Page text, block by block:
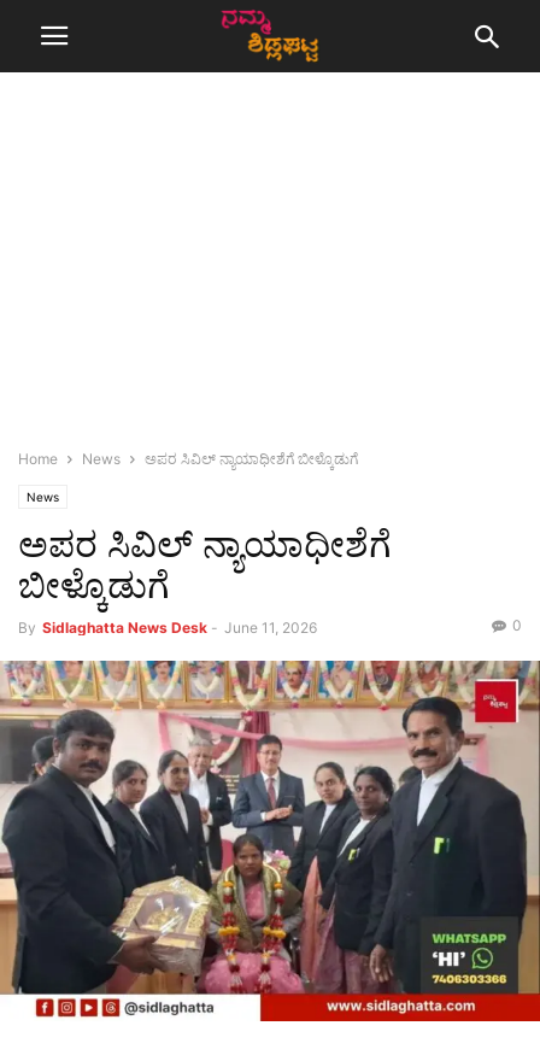
Home News ಅಪರ ಸಿವಿಲ್ ನ್ಯಾಯಾಧೀಶೆಗೆ ಬೀಳ್ಕೊಡುಗೆ
News
ಅಪರ ಸಿವಿಲ್ ನ್ಯಾಯಾಧೀಶೆಗೆ
ಬೀಳ್ಕೊಡುಗೆ
By Sidlaghatta News Desk - June 11, 2026 0